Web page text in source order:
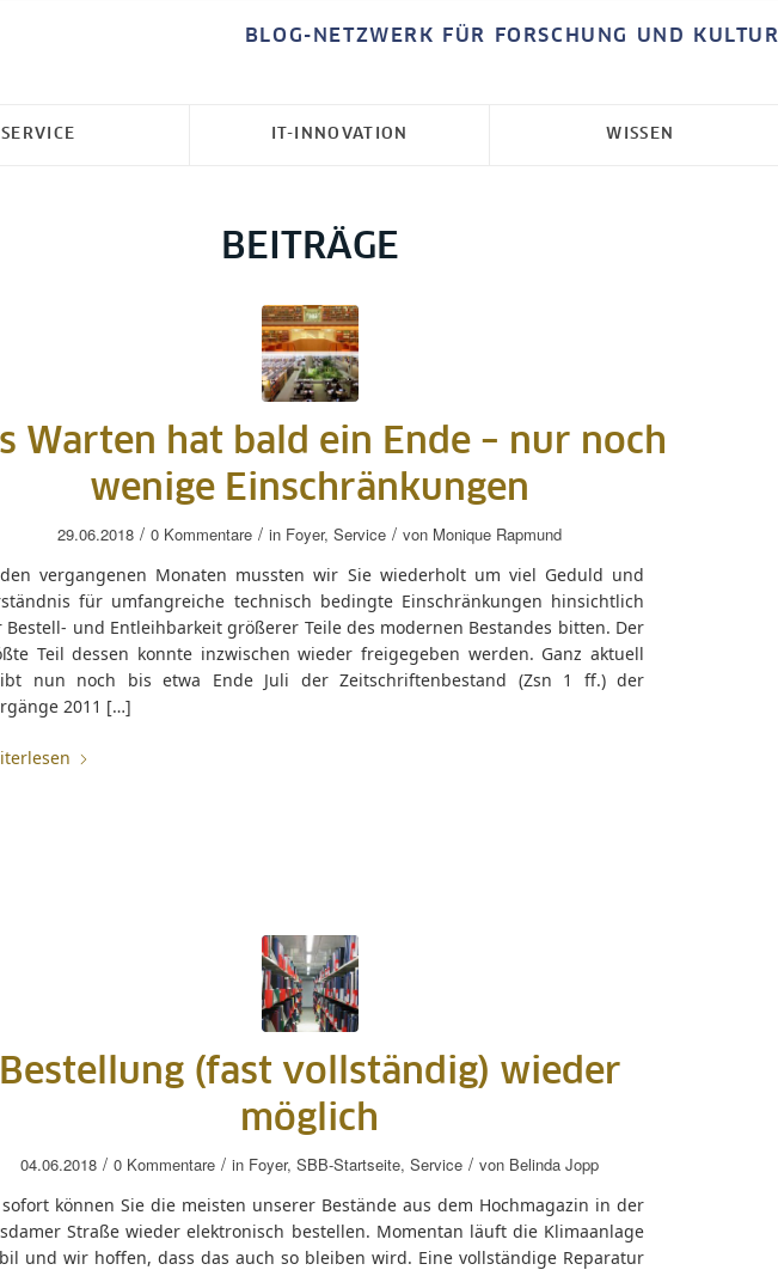
BLOG-NETZWERK FÜR FORSCHUNG UND KULTUR
SERVICE IT-INNOVATION WISSEN
BEITRÄGE
Warten hat bald ein Ende – nur noch
wenige Einschränkungen
29.06.2018 / 0 Kommentare / in Foyer, Service / von Monique Rapmund
vergangenen Monaten mussten wir Sie wiederholt um viel Geduld und
für umfangreiche technisch bedingte Einschränkungen hinsichtlich
Bestell- und Entleihbarkeit größerer Teile des modernen Bestandes bitten. Der
Teil dessen konnte inzwischen wieder freigegeben werden. Ganz aktuell
nun noch bis etwa Ende Juli der Zeitschriftenbestand (Zsn 1 ff.) der
2011 […]
Bestellung (fast vollständig) wieder
möglich
04.06.2018 / 0 Kommentare / in Foyer, SBB-Startseite, Service / von Belinda Jopp
können Sie die meisten unserer Bestände aus dem Hochmagazin in der
Straße wieder elektronisch bestellen. Momentan läuft die Klimaanlage
und wir hoffen, dass das auch so bleiben wird. Eine vollständige Reparatur